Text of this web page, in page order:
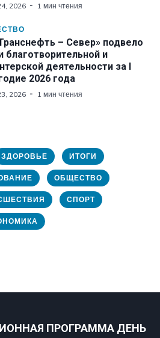
2026 1 мин чтения
– Север» подвело
благотворительной и
деятельности за I
2026 года
2026 1 мин чтения
ЗДОРОВЬЕ ИТОГИ
ОБЩЕСТВО
СПОРТ
ПРОГРАММА ДЕНЬ